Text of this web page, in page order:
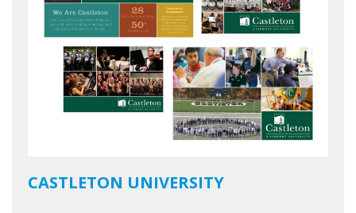
CASTLETON UNIVERSITY